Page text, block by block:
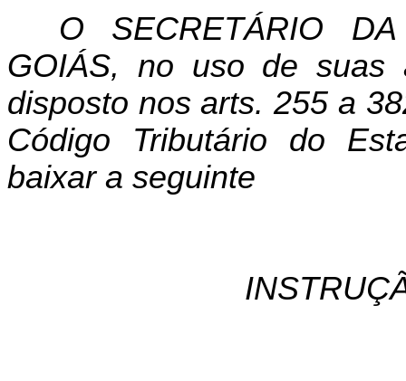
O SECRETÁRIO
GOIÁS, no uso de suas
disposto nosarts. 255 a
Código Tributário do
baixar a seguinte